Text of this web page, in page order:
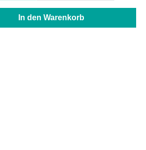
gewünschten Wert ein
In den Warenkorb